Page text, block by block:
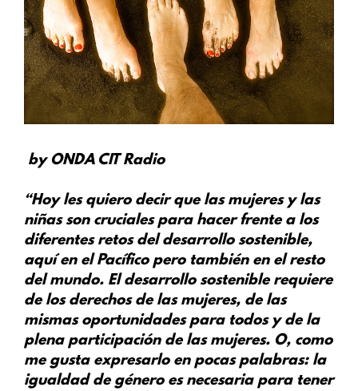
by ONDA CIT Radio
“Hoy les quiero decir que las mujeres y las
niñas son cruciales para hacer frente a los
diferentes retos del desarrollo sostenible,
aquí en el Pacífico pero también en el resto
del mundo. El desarrollo sostenible requiere
de los derechos de las mujeres, de las
mismas oportunidades para todos y de la
plena participación de las mujeres. O, como
me gusta expresarlo en pocas palabras: la
igualdad de género es necesaria para tener